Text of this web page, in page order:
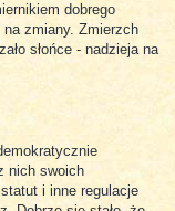
dobrego
zmiany. Zmierzch
słońce - nadzieja na
nich swoich
i inne regulacje